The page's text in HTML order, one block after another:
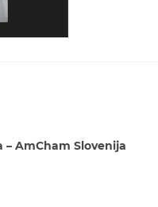
AmCham Slovenija